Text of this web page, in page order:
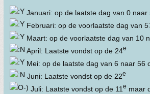
Januari: op de laatste dag van 0 naar
Februari: op de voorlaatste dag van
Maart: op de voorlaatste dag van 10
April: Laatste vondst op de 24e
Mei: op de laatste dag van 6 naar 56
Juni: Laatste vondst op de 22e
Juli: Laatste vondst op de 11 e maar